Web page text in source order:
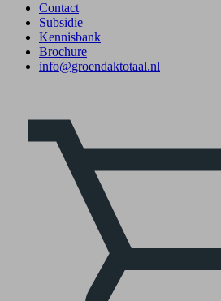
Contact
Subsidie
Kennisbank
Brochure
info@groendaktotaal.nl